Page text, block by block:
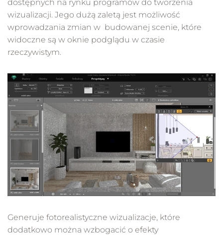
dostępnych na rynku programów do tworzenia
wizualizacji. Jego dużą zaletą jest możliwość
wprowadzania zmian w budowanej scenie, które
widoczne są w oknie podglądu w czasie
rzeczywistym.
Generuje fotorealistyczne wizualizacje, które
dodatkowo można wzbogacić o efekty